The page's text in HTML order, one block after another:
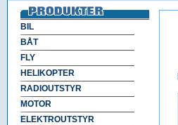
BIL
BÅT
FLY
HELIKOPTER
RADIOUTSTYR
MOTOR
ELEKTROUTSTYR